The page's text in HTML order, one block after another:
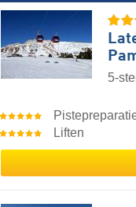
5-
Liften